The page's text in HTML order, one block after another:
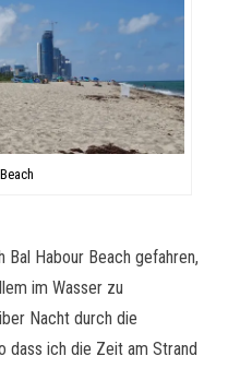
Bal Habour Beach gefahren,
im Wasser zu
Nacht durch die
dass ich die Zeit am Strand